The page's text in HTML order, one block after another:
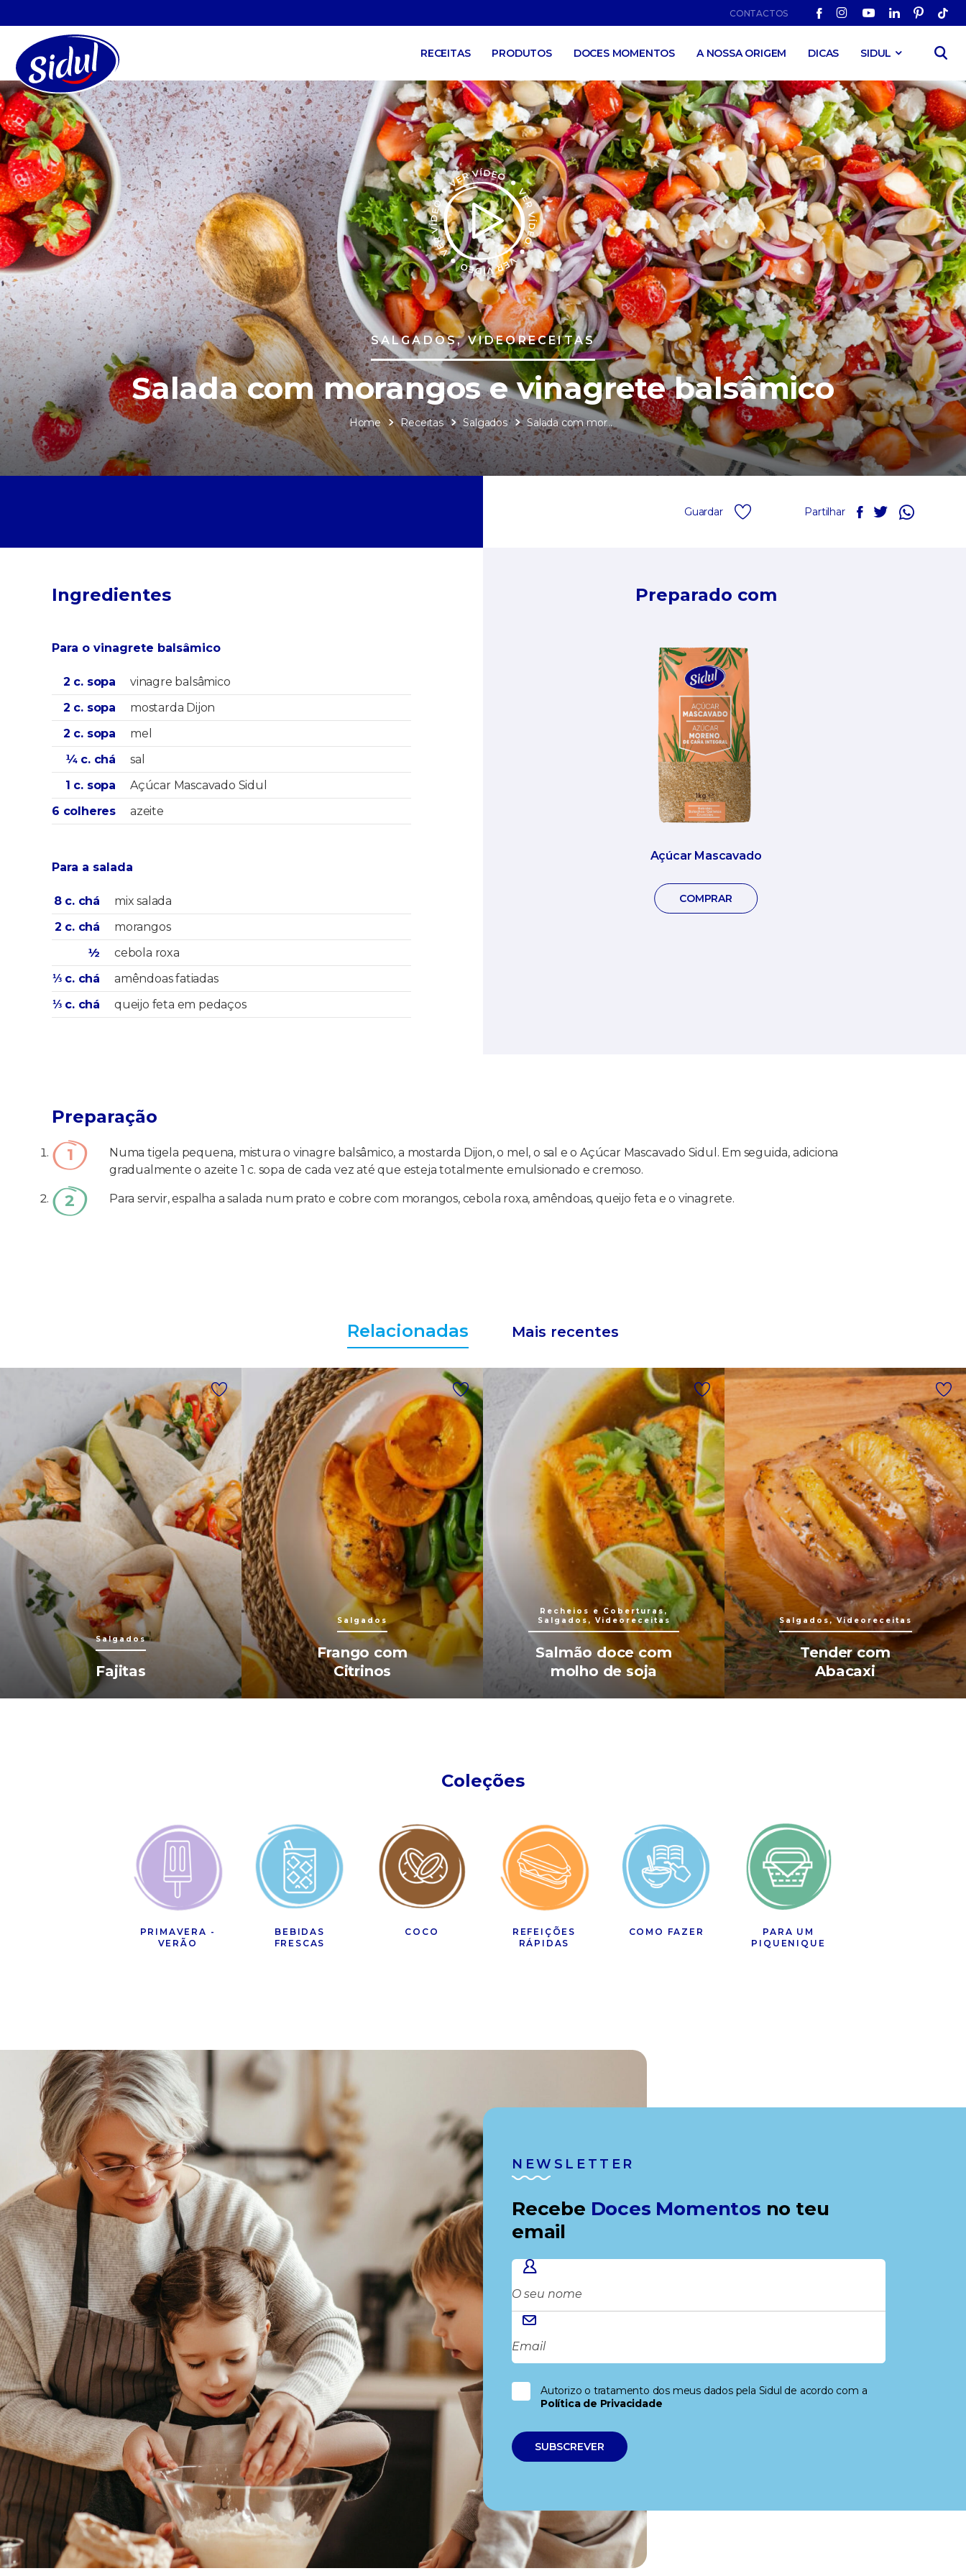
CONTACTOS
RECEITAS PRODUTOS DOCES MOMENTOS A NOSSA ORIGEM DICAS SIDUL
SALGADOS, VIDEORECEITAS
Salada com morangos e vinagrete balsâmico
Home Receitas Salgados Salada com morangos e vinagrete balsâmico
Guardar Partilhar
Ingredientes
Para o vinagrete balsâmico
2 c. sopa
vinagre balsâmico
2 c. sopa
mostarda Dijon
2 c. sopa
mel
¼ c. chá
sal
1 c. sopa
Açúcar Mascavado Sidul
6 colheres
azeite
Para a salada
8 c. chá
mix salada
2 c. chá
morangos
½
cebola roxa
⅓ c. chá
amêndoas fatiadas
⅓ c. chá
queijo feta em pedaços
Preparado com
Açúcar Mascavado
COMPRAR
Preparação
Numa tigela pequena, mistura o vinagre balsâmico, a mostarda Dijon, o mel, o sal e o Açúcar Mascavado Sidul. Em seguida, adiciona
gradualmente o azeite 1 c. sopa de cada vez até que esteja totalmente emulsionado e cremoso.
Para servir, espalha a salada num prato e cobre com morangos, cebola roxa, amêndoas, queijo feta e o vinagrete.
Relacionadas Mais recentes
Salgados
Fajitas
Salgados
Frango com
Citrinos
Recheios e Coberturas,
Salgados, Videoreceitas
Salmão doce com
molho de soja
Salgados, Videoreceitas
Tender com
Abacaxi
Coleções
PRIMAVERA -
VERÃO
BEBIDAS
FRESCAS
COCO
REFEIÇÕES
RÁPIDAS
COMO FAZER
PARA UM
PIQUENIQUE
NEWSLETTER
Recebe Doces Momentos no teu
email
Autorizo o tratamento dos meus dados pela Sidul de acordo com a
Política de Privacidade